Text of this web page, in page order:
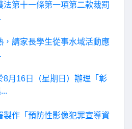
法第十一條第一項第二款裁罰
，請家長學生從事水域活動應
8月16日（星期日）辦理「彰
製作「預防性影像犯罪宣導資